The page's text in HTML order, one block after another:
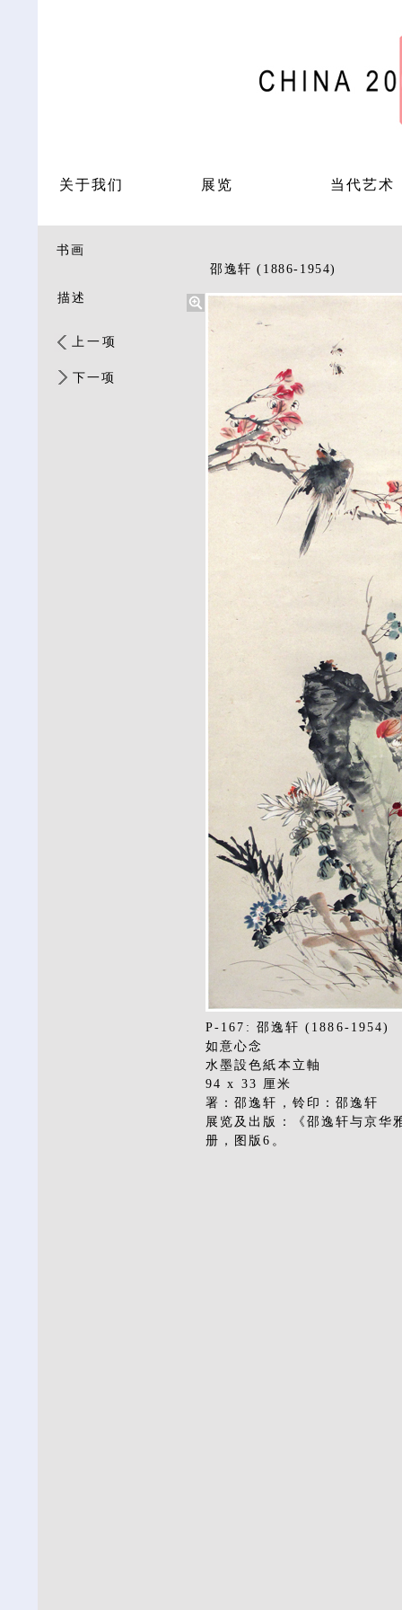
关于我们 展览 当代艺术
书画
邵逸轩 (1886-1954)
描述
上一项
下一项
P-167: 邵逸轩 (1886-1954)
如意心念
水墨設色紙本立軸
94 x 33 厘米
署：邵逸轩，铃印：邵逸轩
展览及出版：《邵逸轩与京华
册，图版6。